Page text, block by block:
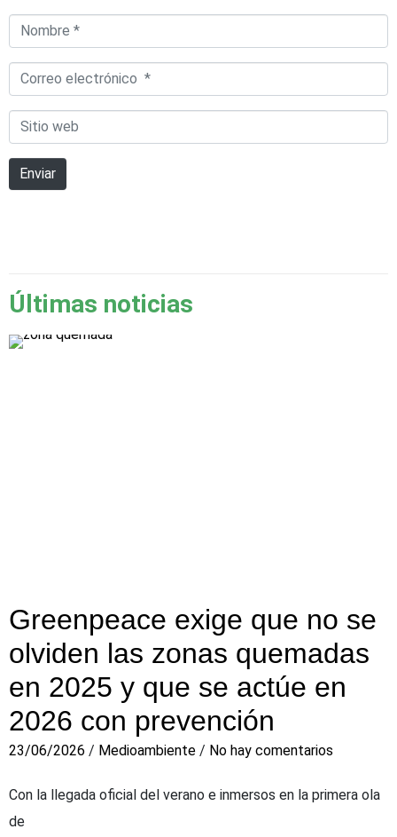
Nombre
*
Correo
electrónico
Sitio
web
Enviar
Últimas noticias
Greenpeace exige que no se
olviden las zonas quemadas
en 2025 y que se actúe en
2026 con prevención
23/06/2026 / Medioambiente / No hay comentarios
Con la llegada oficial del verano e inmersos en la primera ola
de